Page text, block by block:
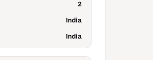
2
India
India